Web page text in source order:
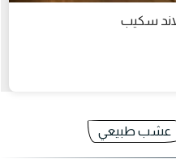
سكيب
عشب طبيعي